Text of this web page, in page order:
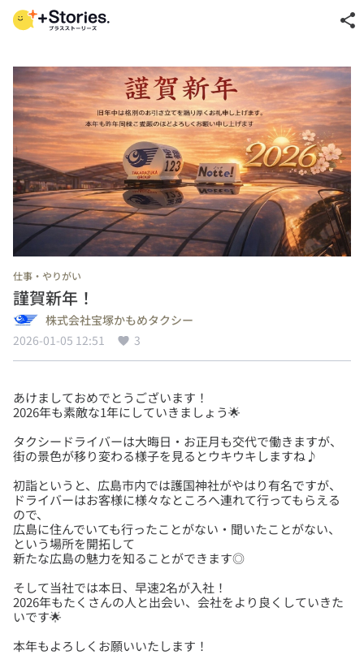
share
仕事・やりがい
謹賀新年！
株式会社宝塚かもめタクシー
2026-01-05 12:51
3
あけましておめでとうございます！
タクシードライバーは大晦日・お正月も交代で働きますが、
初詣というと、広島市内では護国神社がやはり有名ですが、
ドライバーはお客様に様々なところへ連れて行ってもらえる
ので、
広島に住んでいても行ったことがない・聞いたことがない、
という場所を開拓して
そして当社では本日、早速2名が入社！
2026年もたくさんの人と出会い、会社をより良くしていきた
本年もよろしくお願いいたします！